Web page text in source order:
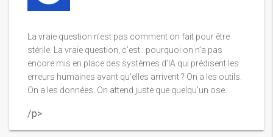
La vraie question n’est pas comment on fait pour être
stérile. La vraie question, c’est : pourquoi on n’a pas
encore mis en place des systèmes d’IA qui prédisent les
erreurs humaines avant qu’elles arrivent ? On a les outils.
On a les données. On attend juste que quelqu’un ose.
/p>